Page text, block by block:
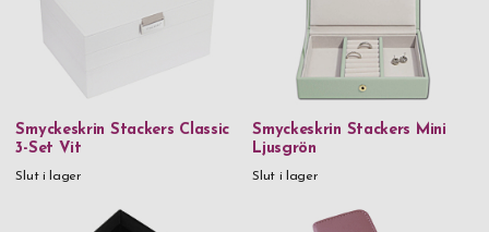
Smyckeskrin Stackers Classic
3-Set Vit
Slut i lager
Smyckeskrin Stackers Mini
Ljusgrön
Slut i lager